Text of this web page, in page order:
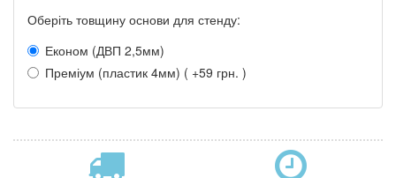
Оберіть товщину основи для стенду:
Економ (ДВП 2,5мм)
Преміум (пластик 4мм) ( +59 грн. )